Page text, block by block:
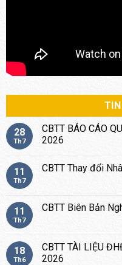
28
Th7
CBTT BÁO CÁO
2026
11
Th7
CBTT Thay đổi
11
Th7
CBTT Biên Bản
18
Th6
CBTT TÀI LIỆU
2026